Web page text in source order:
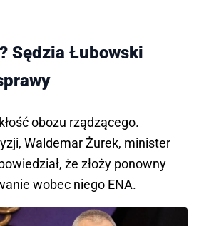
Sędzia Łubowski
obozu rządzącego.
Waldemar Żurek, minister
że złoży ponowny
wobec niego ENA.